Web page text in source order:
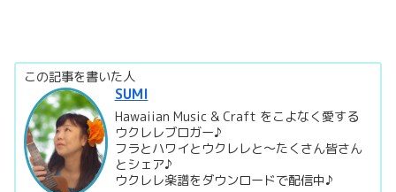
この記事を書いた人
SUMI
Hawaiian Music & Craft をこよなく愛する
ウクレレブロガー♪
フラとハワイとウクレレと～たくさん皆さん
とシェア♪
ウクレレ楽譜をダウンロードで配信中♪